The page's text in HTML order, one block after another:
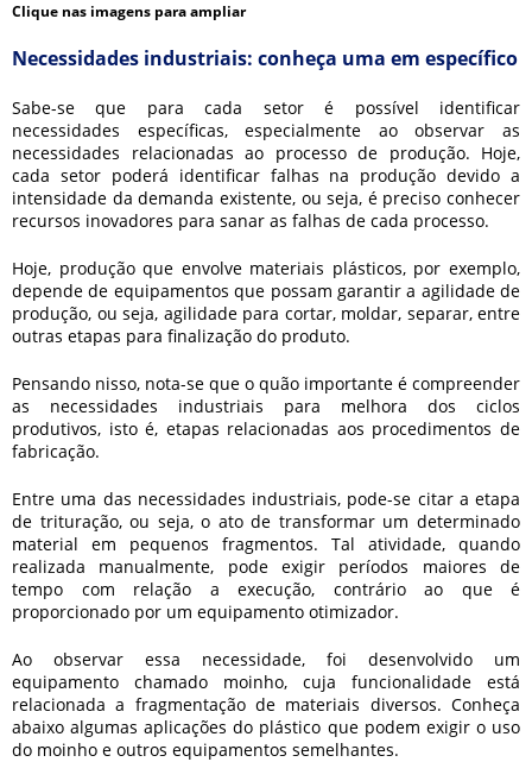
Clique nas imagens para ampliar
Necessidades industriais: conheça uma em específico
Sabe-se que para cada setor é possível identificar
necessidades específicas, especialmente ao observar as
necessidades relacionadas ao processo de produção. Hoje,
cada setor poderá identificar falhas na produção devido a
intensidade da demanda existente, ou seja, é preciso conhecer
recursos inovadores para sanar as falhas de cada processo.
Hoje, produção que envolve materiais plásticos, por exemplo,
depende de equipamentos que possam garantir a agilidade de
produção, ou seja, agilidade para cortar, moldar, separar, entre
outras etapas para finalização do produto.
Pensando nisso, nota-se que o quão importante é compreender
as necessidades industriais para melhora dos ciclos
produtivos, isto é, etapas relacionadas aos procedimentos de
fabricação.
Entre uma das necessidades industriais, pode-se citar a etapa
de trituração, ou seja, o ato de transformar um determinado
material em pequenos fragmentos. Tal atividade, quando
realizada manualmente, pode exigir períodos maiores de
tempo com relação a execução, contrário ao que é
proporcionado por um equipamento otimizador.
Ao observar essa necessidade, foi desenvolvido um
equipamento chamado moinho, cuja funcionalidade está
relacionada a fragmentação de materiais diversos. Conheça
abaixo algumas aplicações do plástico que podem exigir o uso
do moinho e outros equipamentos semelhantes.